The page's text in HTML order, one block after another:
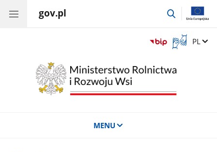
gov.pl
przejdź
Otwórz
okno
tłumaczem
migowego
Zmień
PL
MENU